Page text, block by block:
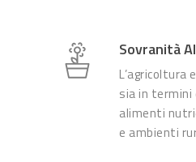
Sovranità
sia in
alimenti
e ambienti